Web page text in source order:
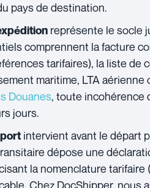
pays de destination.
représente le socle
comprennent la facture
tarifaires), la liste de
maritime, LTA aérienne
Douanes, toute incohérence
jours.
intervient avant le départ
dépose une
la nomenclature tarifaire
Chez DocShipper, nous